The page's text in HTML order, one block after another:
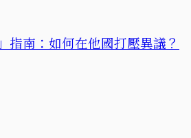
指南：如何在他國打壓異議？